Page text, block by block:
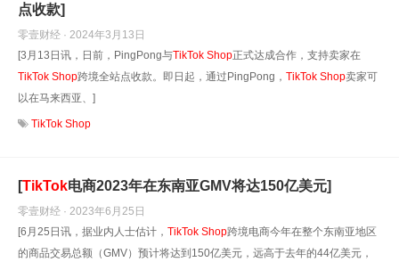
点收款]
零壹财经 · 2024年3月13日
[3月13日讯，日前，PingPong与TikTok Shop正式达成合作，支持卖家在
TikTok Shop跨境全站点收款。即日起，通过PingPong， TikTok Shop卖家可
以在马来西亚、]
TikTok Shop
[TikTok电商2023年在东南亚GMV将达150亿美元]
零壹财经 · 2023年6月25日
[6月25日讯，据业内人士估计， TikTok Shop跨境电商今年在整个东南亚地区
的商品交易总额（GMV）预计将达到150亿美元，远高于去年的44亿美元，